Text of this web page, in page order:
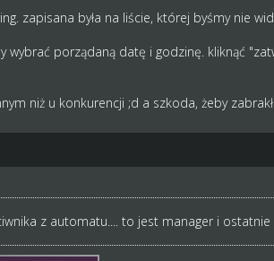
zapisana była na liście, której byśmy nie
wybrać porządaną datę i godzinę. kliknąć
niż u konkurencji ;d a szkoda, żeby
z automatu.... to jest manager i